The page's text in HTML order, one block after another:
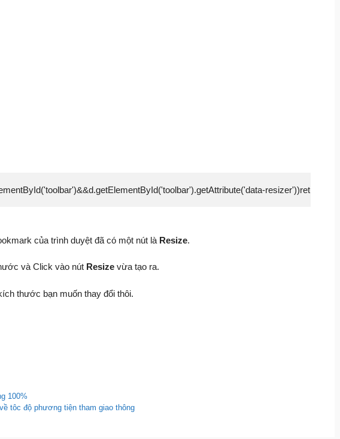
resizer'))return
của trình duyệt đã có một nút là Resize.
và Click vào nút Resize vừa tạo ra.
thước bạn muốn thay đổi thôi.
100%
tôc độ phương tiện tham giao thông